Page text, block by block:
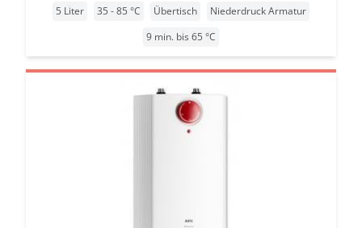
5 Liter 35 - 85 °C Übertisch
Niederdruck Armatur
9 min. bis 65 °C